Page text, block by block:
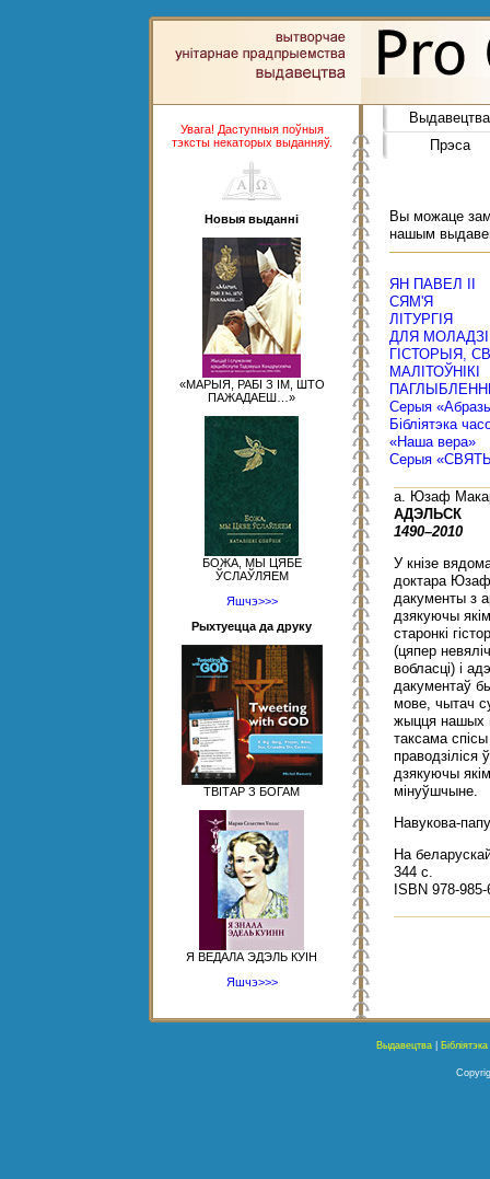
Увага! Даступныя поўныя
тэксты некаторых выданняў.
Новыя выданні
«МАРЫЯ, РАБІ З ІМ, ШТО
ПАЖАДАЕШ…»
БОЖА, МЫ ЦЯБЕ
ЎСЛАЎЛЯЕМ
Яшчэ>>>
Рыхтуецца да друку
ТВІТАР З БОГАМ
Я ВЕДАЛА ЭДЭЛЬ КУІН
Яшчэ>>>
Выдавецтва
Прэса
Вы можаце
нашым
ЯН ПАВЕЛ ІІ
СЯМ'Я
ЛІТУРГІЯ
ДЛЯ МОЛАДЗІ
ГІСТОРЫЯ,
МАЛІТОЎНІКІ
Серыя
Бібліятэка
«Наша вера»
Серыя
а. Юзаф
АДЭЛЬСК
1490–2010
У кнізе
доктара
дакументы з
дзякуючы
старонкі
(цяпер
вобласці) і
дакументаў
мове, чытач
жыцця нашых
таксама
праводзіліся
дзякуючы
мінуўшчыне.
Навукова-
На
344 с.
ISBN 978-
Выдавецтва| Бібліятэка